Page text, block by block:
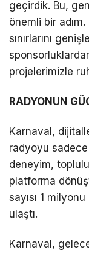
geçirdik. Bu,
önemli bir
sınırlarını
projelerimizle
RADYONUN
Karnaval,
radyoyu sadece
deneyim,
platforma
sayısı 1
ulaştı.
Karnaval,